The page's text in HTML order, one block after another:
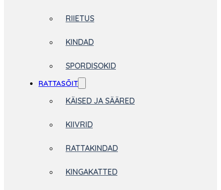
RIIETUS
KINDAD
SPORDISOKID
RATTASÕIT
KÄISED JA SÄÄRED
KIIVRID
RATTAKINDAD
KINGAKATTED